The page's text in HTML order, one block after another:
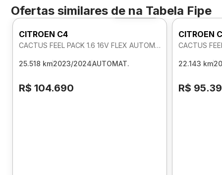
Ofertas similares de na Tabela Fipe
Foto 360º
CITROEN C4
CACTUS FEEL PACK 1.6 16V FLEX AUTOMATICO
25.518 km2023/2024AUTOMAT.
R$ 104.690
CITROEN
CACTUS
22.143 km
R$